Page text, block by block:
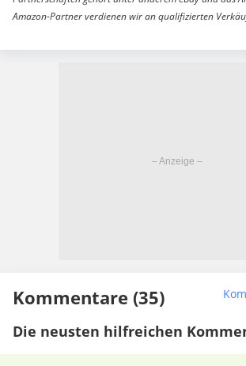
Amazon-Partner verdienen wir an qualifizierten
Kommentare (35)
Die neusten hilfreichen